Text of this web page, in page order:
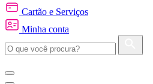
Cartão e Serviços
Minha conta